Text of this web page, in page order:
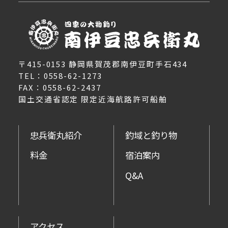
〒415-0153 静岡県賀茂郡南伊豆町手石434
TEL：0558-62-1273
FAX：0558-62-2437
国土交通省認定 限定近海航路許可船舶
忠兵衛丸紹介
料金
釣域と釣り物
宿泊案内
Q&A